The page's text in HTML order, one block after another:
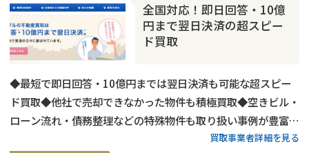
全国対応！即日回答・10億
円まで翌日決済の超スピー
ド買取
◆最短で即日回答・10億円までは翌日決済も可能な超スピー
ド買取◆他社で売却できなかった物件も積極買取◆空きビル・
ローン流れ・債務整理などの特殊物件も取り扱い事例が豊富◆
買取事業者詳細を見る